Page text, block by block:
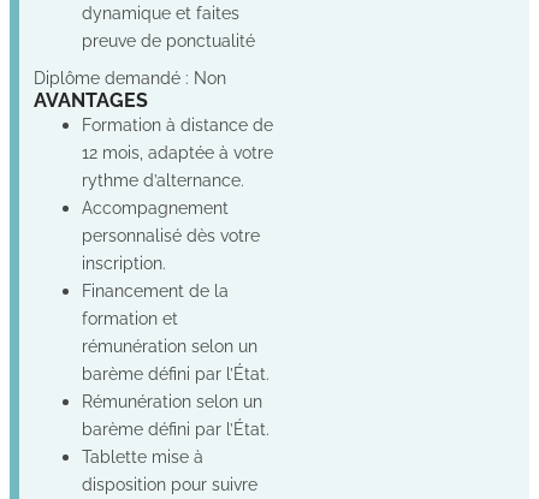
dynamique et faites
preuve de ponctualité
Diplôme demandé : Non
AVANTAGES
Formation à distance de
12 mois, adaptée à votre
rythme d’alternance.
Accompagnement
personnalisé dès votre
inscription.
Financement de la
formation et
rémunération selon un
barème défini par l’État.
Rémunération selon un
barème défini par l’État.
Tablette mise à
disposition pour suivre